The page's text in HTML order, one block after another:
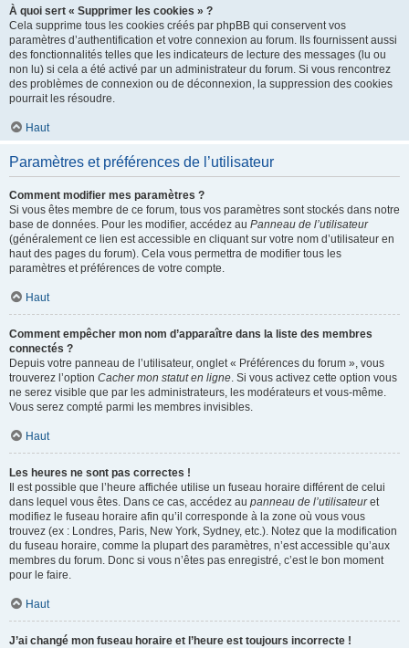
À quoi sert « Supprimer les cookies » ?
Cela supprime tous les cookies créés par phpBB qui conservent vos
paramètres d’authentification et votre connexion au forum. Ils fournissent aussi
des fonctionnalités telles que les indicateurs de lecture des messages (lu ou
non lu) si cela a été activé par un administrateur du forum. Si vous rencontrez
des problèmes de connexion ou de déconnexion, la suppression des cookies
pourrait les résoudre.
Haut
Paramètres et préférences de l’utilisateur
Comment modifier mes paramètres ?
Si vous êtes membre de ce forum, tous vos paramètres sont stockés dans notre
base de données. Pour les modifier, accédez au Panneau de l’utilisateur
(généralement ce lien est accessible en cliquant sur votre nom d’utilisateur en
haut des pages du forum). Cela vous permettra de modifier tous les
paramètres et préférences de votre compte.
Haut
Comment empêcher mon nom d’apparaître dans la liste des membres
connectés ?
Depuis votre panneau de l’utilisateur, onglet « Préférences du forum », vous
trouverez l’option Cacher mon statut en ligne. Si vous activez cette option vous
ne serez visible que par les administrateurs, les modérateurs et vous-même.
Vous serez compté parmi les membres invisibles.
Haut
Les heures ne sont pas correctes !
Il est possible que l’heure affichée utilise un fuseau horaire différent de celui
dans lequel vous êtes. Dans ce cas, accédez au panneau de l’utilisateuret
modifiez le fuseau horaire afin qu’il corresponde à la zone où vous vous
trouvez (ex : Londres, Paris, New York, Sydney, etc.). Notez que la modification
du fuseau horaire, comme la plupart des paramètres, n’est accessible qu’aux
membres du forum. Donc si vous n’êtes pas enregistré, c’est le bon moment
pour le faire.
Haut
J’ai changé mon fuseau horaire et l’heure est toujours incorrecte !